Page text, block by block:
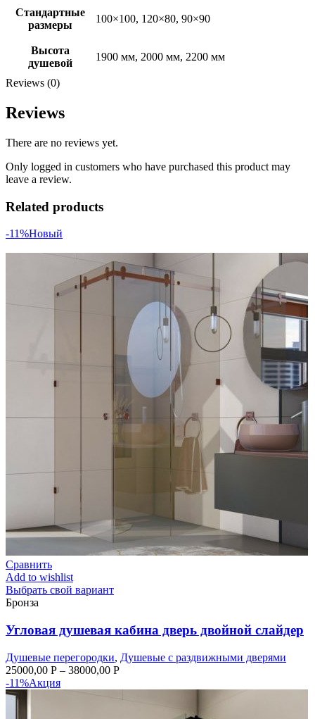
Стандартные
размеры
100×100, 120×80, 90×90
Высота
душевой
1900 мм, 2000 мм, 2200 мм
Reviews (0)
Reviews
There are no reviews yet.
Only logged in customers who have purchased this product may
leave a review.
Related products
-11%Новый
Сравнить
Add to wishlist
Выбрать свой вариант
Бронза
Угловая душевая кабина дверь двойной слайдер
Душевые перегородки, Душевые с раздвижными дверями
25000,00 Р – 38000,00 Р
-11%Акция